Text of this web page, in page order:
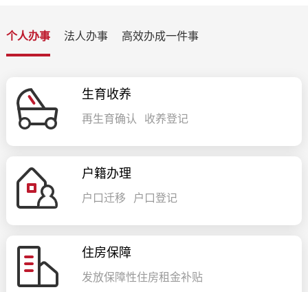
个人办事 法人办事 高效办成一件事
生育收养
再生育确认 收养登记
户籍办理
户口迁移 户口登记
住房保障
发放保障性住房租金补贴